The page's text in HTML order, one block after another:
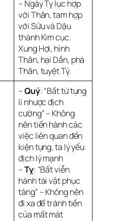
– Ngày Tỵ lục hợp
với Thân, tam hợp
với Sửu và Dậu
thành Kim cục.
Xung Hợi, hình
Thân, hại Dần, phá
Thân, tuyệt Tý.
–Quý: “Bất từ tụng
lí nhược địch
cường” – Không
nên tiến hành các
việc liên quan đến
kiện tụng, ta lý yếu
địch lý mạnh
–Tỵ: “Bất viễn
hành tài vật phục
tàng” – Không nên
đi xa để tránh tiền
của mất mát